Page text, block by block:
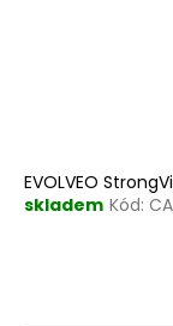
EVOLVEO
skladem Kód: